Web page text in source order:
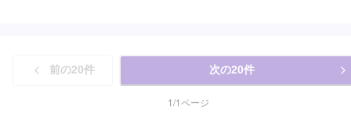
深める技術でしっかり応えていきたい！そんな気持ちで仕事をしています。
ご相談もお気軽にどうぞ！【1】オファーにてお問い合わせ【2】お見積り
【3】お見積りにご納得いただければ作業開始【4】仕上がり次第納車-----納
期について-----納期は通常1日～2日程度で納車となります。(要相談)納期は前
前の20件 次の20件
1/1ページ